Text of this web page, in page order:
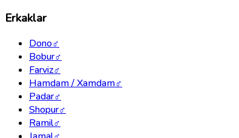
Erkaklar
Dono♂
Bobur♂
Farviz♂
Hamdam / Xamdam♂
Padar♂
Shopur♂
Ramil♂